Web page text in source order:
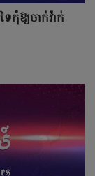
កុំឱ្យចាក់វ៉ាក់